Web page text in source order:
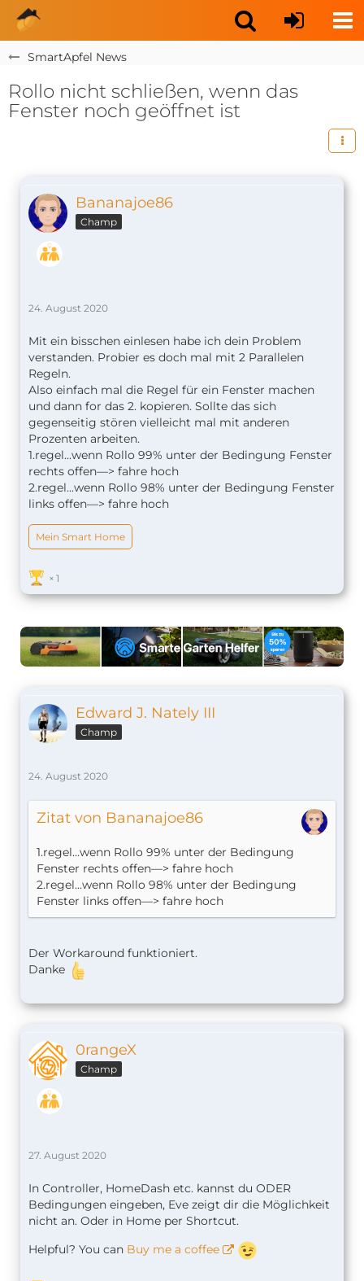
SmartApfel News
Rollo nicht schließen, wenn das
Fenster noch geöffnet ist
Bananajoe86
Champ
24. August 2020
Mit ein bisschen einlesen habe ich dein Problem
verstanden. Probier es doch mal mit 2 Parallelen
Regeln.
Also einfach mal die Regel für ein Fenster machen
und dann for das 2. kopieren. Sollte das sich
gegenseitig stören vielleicht mal mit anderen
Prozenten arbeiten.
1.regel...wenn Rollo 99% unter der Bedingung Fenster
rechts offen—> fahre hoch
2.regel...wenn Rollo 98% unter der Bedingung Fenster
links offen—> fahre hoch
Mein Smart Home
1
Edward J. Nately III
Champ
24. August 2020
Zitat von Bananajoe86
1.regel...wenn Rollo 99% unter der Bedingung
Fenster rechts offen—> fahre hoch
2.regel...wenn Rollo 98% unter der Bedingung
Fenster links offen—> fahre hoch
Der Workaround funktioniert.
Danke
0rangeX
Champ
27. August 2020
In Controller, HomeDash etc. kannst du ODER
Bedingungen eingeben, Eve zeigt dir die Möglichkeit
nicht an. Oder in Home per Shortcut.
Helpful? You can Buy me a coffee